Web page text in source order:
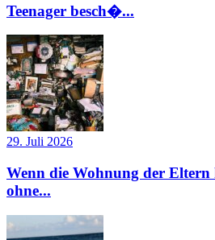
Teenager besch�...
29. Juli 2026
Wenn die Wohnung der
ohne...